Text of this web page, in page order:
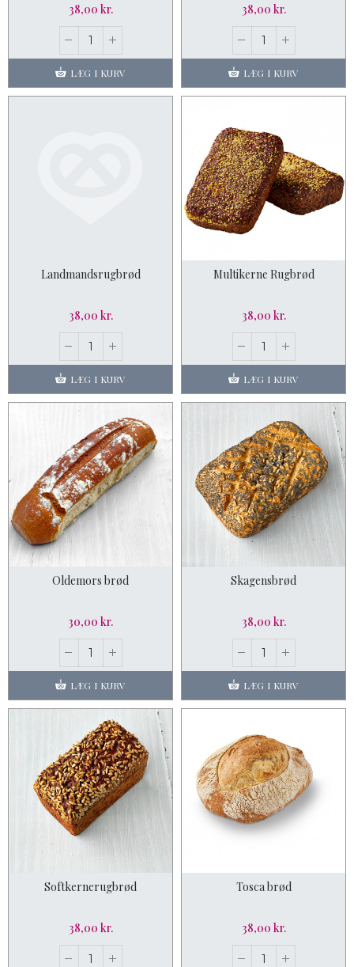
38,00 kr.
LÆG I KURV
38,00 kr.
LÆG I KURV
Landmandsrugbrød
38,00 kr.
LÆG I KURV
Multikerne Rugbrød
38,00 kr.
LÆG I KURV
Oldemors brød
30,00 kr.
LÆG I KURV
Skagensbrød
38,00 kr.
LÆG I KURV
Softkernerugbrød
38,00 kr.
Tosca brød
38,00 kr.